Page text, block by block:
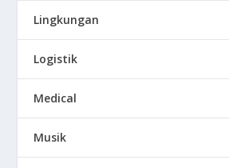
Lingkungan
Logistik
Medical
Musik